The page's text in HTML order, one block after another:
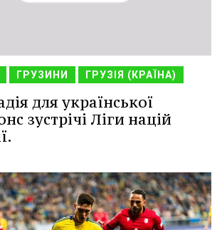
ГРУЗИНИ ГРУЗІЯ (КРАЇНА)
для української
зустрічі Ліги націй